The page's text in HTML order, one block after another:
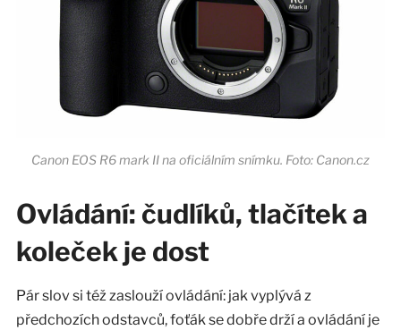
Canon EOS R6 mark II na oficiálním snímku. Foto: Canon.cz
Ovládání: čudlíků, tlačítek a
koleček je dost
Pár slov si též zaslouží ovládání: jak vyplývá z
předchozích odstavců, foťák se dobře drží a ovládání je